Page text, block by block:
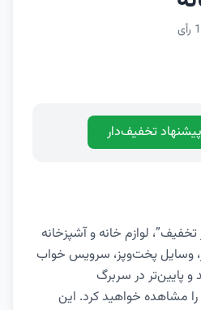
تخفیف‌دار
تخفیف”، لوازم خانه و آشپزخانه
وسايل پخت‌وپز، سرویس خواب
80 درصد و پایین‌تر در سربرگ
مشاهده خواهید کرد. این